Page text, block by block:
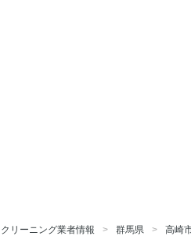
リーニング業者情報 群馬県 高崎